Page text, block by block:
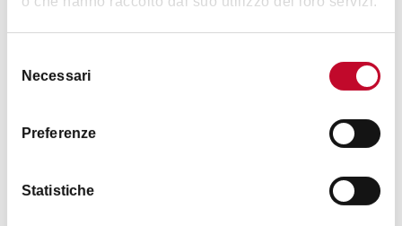
delNecessari
Preferenze
Statistiche
19.30 - 22.30